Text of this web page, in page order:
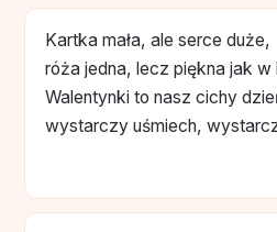
Kartka mała, ale serce duże,
róża jedna, lecz piękna jak w
Walentynki to nasz cichy
wystarczy uśmiech,